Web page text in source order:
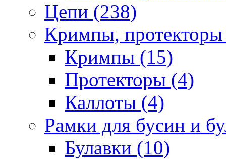
Цепи (238)
Кримпы,
Кримпы (15)
Протекторы (4)
Каллоты (4)
Рамки для бусин и
Булавки (10)